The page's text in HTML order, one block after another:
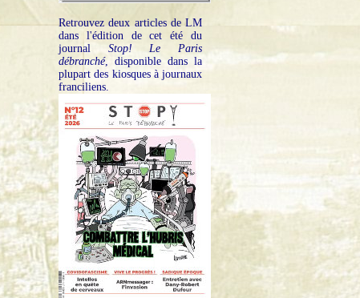
Retrouvez deux articles de LM
dans l'édition de cet été du
journal Stop! Le Paris
débranché, disponible dans la
plupart des kiosques à journaux
franciliens.